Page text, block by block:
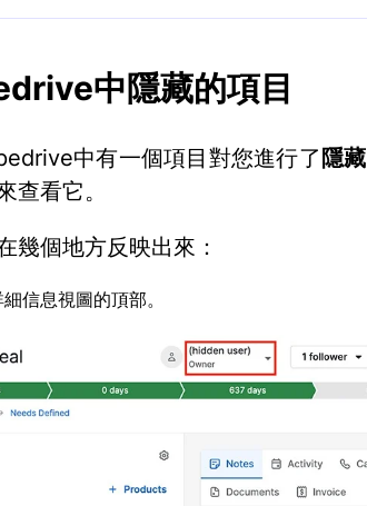
中隱藏的項目
中有一個項目對您進行了 隱藏
查看它。
幾個地方反映出來：
信息視圖的頂部。